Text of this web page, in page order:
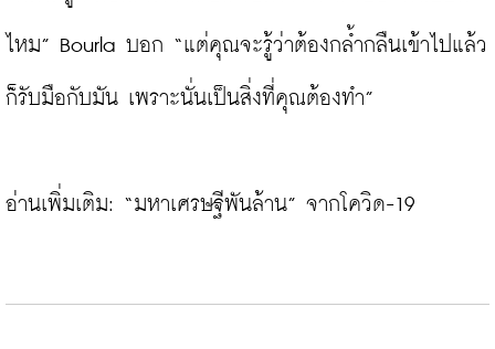
ไหม” Bourla บอก “แต่คุณจะรู้ว่าต้องกล้ำกลืนเข้าไปแล้ว
ก็รับมือกับมัน เพราะนั่นเป็นสิ่งที่คุณต้องทำ”
อ่านเพิ่มเติม: “มหาเศรษฐีพันล้าน” จากโควิด-19